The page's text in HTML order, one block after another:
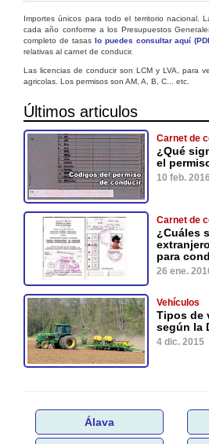
Importes únicos para todo el territorio nacional.
cada año conforme a los Presupuestos
completo de tasas lo puedes consultar aquí
relativas al carnet de conducir.
Las licencias de conducir son LCM y LVA, para
agricolas. Los permisos son AM, A, B, C... etc.
Últimos articulos
Carnet de
¿Qué
el
10 feb. 2016
Carnet de
¿Cuáles
para
26 ene.
Vehículos
Tipos de
según la
4 dic. 2015
Álava